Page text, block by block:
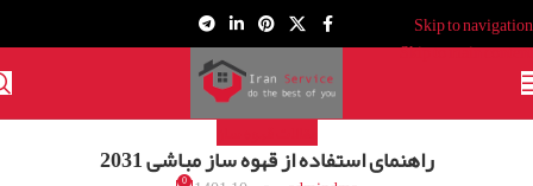
Skip to navigation
Skip to main content
راهنمای استفاده از قهوه ساز مباشی 2031
0